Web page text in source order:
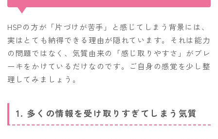
HSPの方が「片づけが苦手」と感じてしまう背景には、
実はとても納得できる理由が隠れています。それは能力
の問題ではなく、気質由来の「感じ取りやすさ」がブレ
ーキをかけているだけなのです。ご自身の感覚を少し整
理してみましょう。
1. 多くの情報を受け取りすぎてしまう気質